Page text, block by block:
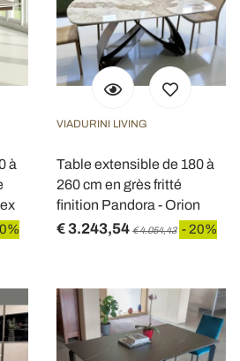
à
VIADURINI LIVING
Table extensible de 180 à
260 cm en grès fritté
finition Pandora - Orion
€ 3.243,54 € 4.054,43 - 20%